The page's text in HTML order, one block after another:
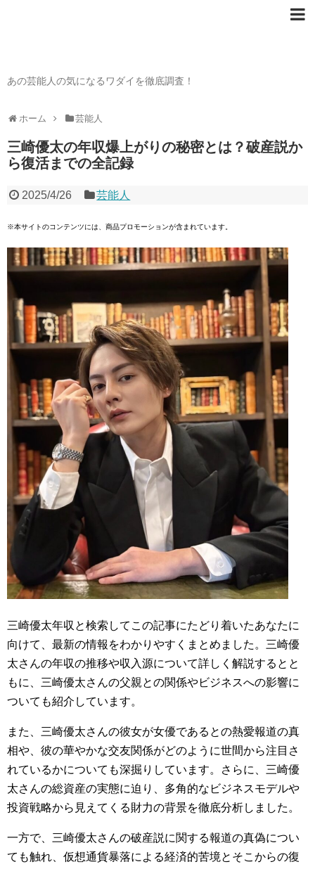
あの芸能人の気になるワダイを徹底調査！
ホーム 芸能人
三崎優太の年収爆上がりの秘密とは？破産説か
ら復活までの全記録
2025/4/26 芸能人
※本サイトのコンテンツには、商品プロモーションが含まれています。
三崎優太年収と検索してこの記事にたどり着いたあなたに
向けて、最新の情報をわかりやすくまとめました。三崎優
太さんの年収の推移や収入源について詳しく解説するとと
もに、三崎優太さんの父親との関係やビジネスへの影響に
ついても紹介しています。
また、三崎優太さんの彼女が女優であるとの熱愛報道の真
相や、彼の華やかな交友関係がどのように世間から注目さ
れているかについても深掘りしています。さらに、三崎優
太さんの総資産の実態に迫り、多角的なビジネスモデルや
投資戦略から見えてくる財力の背景を徹底分析しました。
一方で、三崎優太さんの破産説に関する報道の真偽につい
ても触れ、仮想通貨暴落による経済的苦境とそこからの復